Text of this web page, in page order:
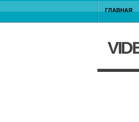
ГЛАВНАЯ